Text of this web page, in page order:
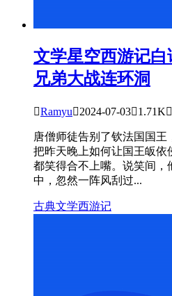
文学星空西游记
兄弟大战连环洞
Ramyu2024-07-031.71K
唐僧师徒告别了钦法国国
把昨天晚上如何让国王皈依
都笑得合不上嘴。说笑间，
中，忽然一阵风刮过...
古典文学西游记